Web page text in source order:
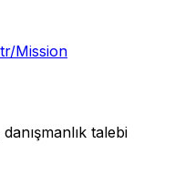
Mission
talebi